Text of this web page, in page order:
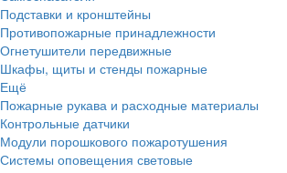
Подставки и кронштейны
Противопожарные принадлежности
Огнетушители передвижные
Шкафы, щиты и стенды пожарные
Ещё
Пожарные рукава и расходные материалы
Контрольные датчики
Модули порошкового пожаротушения
Системы оповещения световые